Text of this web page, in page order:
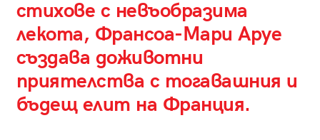
стихове с невъобразима
лекота, Франсоа-Мари Аруе
създава доживотни
приятелства с тогавашния и
бъдещ елит на Франция.